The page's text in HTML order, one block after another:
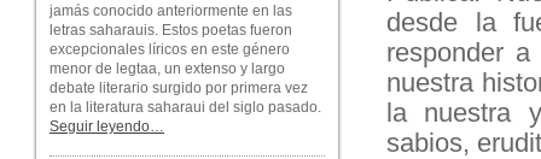
jamás conocido anteriormente en las
letras saharauis. Estos poetas fueron
excepcionales líricos en este género
menor de legtaa, un extenso y largo
debate literario surgido por primera vez
en la literatura saharaui del siglo pasado.
Seguir leyendo…
desde la
responder
nuestra
la nuestra
sabios,